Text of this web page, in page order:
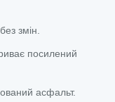
змін.
посилений
асфальт.